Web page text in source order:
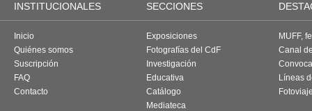
INSTITUCIONALES SECCIONES
Inicio
Quiénes somos
Suscripción
FAQ
Contacto
Exposiciones
Fotografías del CdF
Investigación
Educativa
Catálogo
Mediateca
MUFF,
Canal
Líneas